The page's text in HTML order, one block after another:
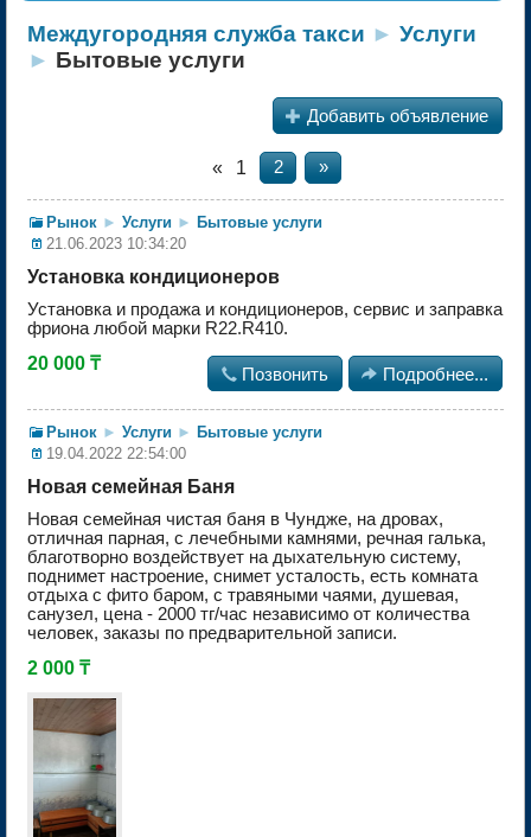
Междугородняя служба такси ► Услуги
► Бытовые услуги
+ Добавить объявление
« 1 2 »
Рынок ► Услуги ► Бытовые услуги
21.06.2023 10:34:20
Установка кондиционеров
Установка и продажа и кондиционеров, сервис и заправка
фриона любой марки R22.R410.
20 000 ₸
 Позвонить  Подробнее...
Рынок ► Услуги ► Бытовые услуги
19.04.2022 22:54:00
Новая семейная Баня
Новая семейная чистая баня в Чундже, на дровах,
отличная парная, с лечебными камнями, речная галька,
благотворно воздействует на дыхательную систему,
поднимет настроение, снимет усталость, есть комната
отдыха с фито баром, с травяными чаями, душевая,
санузел, цена - 2000 тг/час независимо от количества
человек, заказы по предварительной записи.
2 000 ₸